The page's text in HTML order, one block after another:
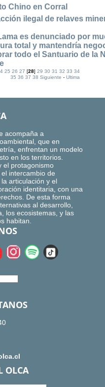
Chino en Corral
ilegal de relaves
es denunciado por
total y mantendría
todo el Santuario de la
25 26 27 [28]29 30 31 32 33 34
35 36 37 38 Siguiente -Ultima
acompaña a
que en
enfrentan un modelo
en los territorios.
el protagonismo
intercambio de
articulación y el
identitaria, con una
De esta forma
al desarrollo,
los ecosistemas, y las
habitan.
OLCA